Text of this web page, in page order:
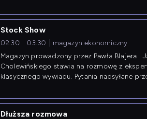
Stock Show
02:30 - 03:30
magazyn ekonomiczny
Magazyn prowadzony przez Pawła Blajera i
Cholewińskiego stawia na rozmowę z
klasycznego wywiadu. Pytania nadsyłane
Dłuższa rozmowa